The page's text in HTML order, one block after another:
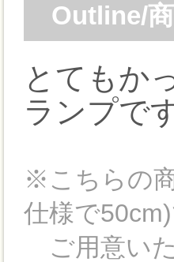
Outline/
とてもか
ランプで
※こちらの
仕様で50cm)
ご用意い